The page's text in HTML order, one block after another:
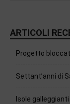
ARTICOLI
Progetto
Settant’anni di
Isole